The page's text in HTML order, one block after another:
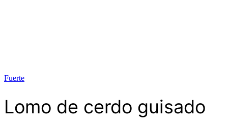
Fuerte
Lomo de cerdo guisado